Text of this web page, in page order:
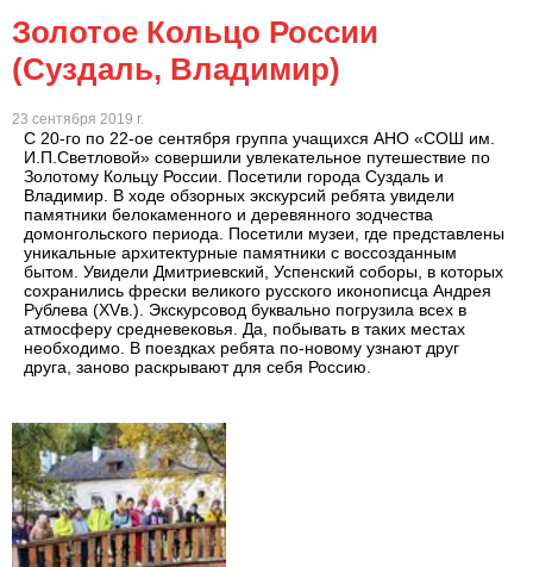
Золотое Кольцо России
(Суздаль, Владимир)
23 сентября 2019 г.
С 20-го по 22-ое сентября группа учащихся АНО «СОШ им.
И.П.Светловой» совершили увлекательное путешествие по
Золотому Кольцу России. Посетили города Суздаль и
Владимир. В ходе обзорных экскурсий ребята увидели
памятники белокаменного и деревянного зодчества
домонгольского периода. Посетили музеи, где представлены
уникальные архитектурные памятники с воссозданным
бытом. Увидели Дмитриевский, Успенский соборы, в которых
сохранились фрески великого русского иконописца Андрея
Рублева (XVв.). Экскурсовод буквально погрузила всех в
атмосферу средневековья. Да, побывать в таких местах
необходимо. В поездках ребята по-новому узнают друг
друга, заново раскрывают для себя Россию.